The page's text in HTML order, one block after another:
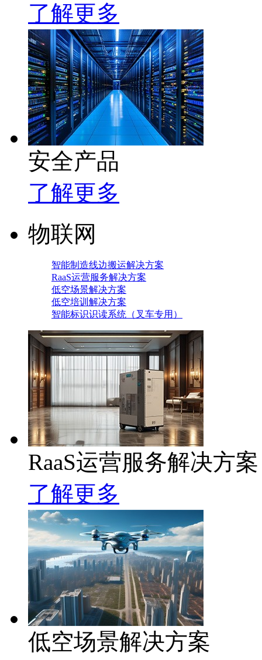
了解更多
安全产品
了解更多
物联网
智能制造线边搬运解决方案
RaaS运营服务解决方案
低空场景解决方案
低空培训解决方案
智能标识识读系统（叉车专用）
RaaS运营服务解决方案
了解更多
低空场景解决方案